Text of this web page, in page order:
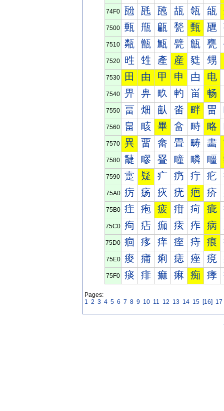
74F0 瓰 瓱 瓲 瓳 瓴 瓵
7500 甀 甁 甂 甃 甄 甅
7510 甐 甑 甒 甓 甔 甕
7520 甠 甡 產 産 甤 甥
7530 田 由 甲 申 甴 电
7540 畀 畁 畂 畃 畄 畅
7550 畐 畑 畒 畓 畔 畕
7560 畠 畡 畢 畣 畤 略
7570 異 畱 畲 畳 畴 畵
7580 疀 疁 疂 疃 疄 疅
7590 疐 疑 疒 疓 疔 疕
75A0 疠 疡 疢 疣 疤 疥
75B0 疰 疱 疲 疳 疴 疵
75C0 痀 痁 痂 痃 痄 病
75D0 痐 痑 痒 痓 痔 痕
75E0 痠 痡 痢 痣 痤 痥
75F0 痰 痱 痲 痳 痴 痵
Pages:
1 2 3 4 5 6 7 8 9 10 11 12 13 14 15 [16] 17